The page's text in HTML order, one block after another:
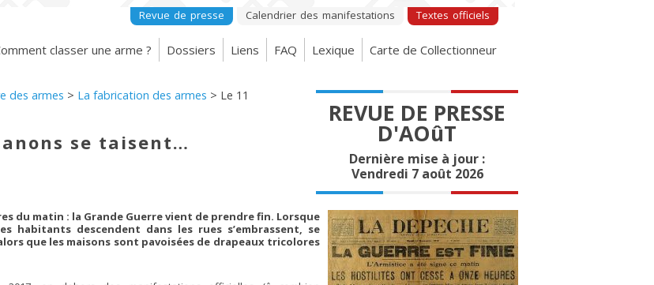
Revue de presse Calendrier des manifestations Textes officiels
classer une arme ? Dossiers Liens FAQ Lexique Carte de Collectionneur
REVUE DE PRESSE
D'AOûT
Dernière mise à jour :
Vendredi 7 août 2026
des armes > La fabrication des armes > Le 11
se taisent…
du matin : la Grande Guerre vient de prendre fin. Lorsque
habitants descendent dans les rues s’embrassent, se
que les maisons sont pavoisées de drapeaux tricolores